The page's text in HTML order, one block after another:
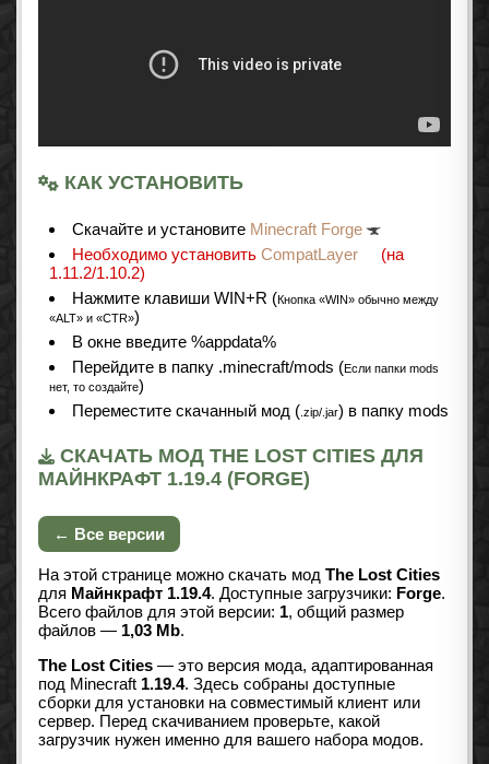
КАК УСТАНОВИТЬ
Cкачайте и установите Minecraft Forge
Необходимо установить CompatLayer
(на
1.11.2/1.10.2)
Нажмите клавиши WIN+R (Кнопка «WIN» обычно между
«ALT» и «CTR»)
В окне введите %appdata%
Перейдите в папку .minecraft/mods (Если папки mods
нет, то создайте)
Переместите скачанный мод (.zip/.jar) в папку mods
СКАЧАТЬ МОД THE LOST CITIES ДЛЯ
МАЙНКРАФТ 1.19.4 (FORGE)
← Все версии
На этой странице можно скачать мод The Lost Cities
для Майнкрафт 1.19.4. Доступные загрузчики: Forge.
Всего файлов для этой версии: 1, общий размер
файлов — 1,03 Mb.
The Lost Cities — это версия мода, адаптированная
под Minecraft 1.19.4. Здесь собраны доступные
сборки для установки на совместимый клиент или
сервер. Перед скачиванием проверьте, какой
загрузчик нужен именно для вашего набора модов.